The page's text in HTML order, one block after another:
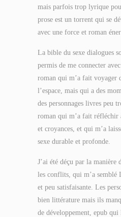
mais parfois trop lyrique
prose est un torrent qui se
avec une force et roman
La bible du sexe dialogues
permis de me connecter
roman qui m’a fait voyager
l’espace, mais qui a des
des personnages livres peu
roman qui m’a fait réfléchir
et croyances, et qui m’a
sexe durable et profonde.
J’ai été déçu par la manière
les conflits, qui m’a semblé
et peu satisfaisante. Les
bien littérature mais ils
de développement, epub